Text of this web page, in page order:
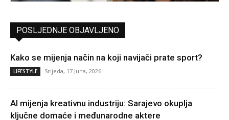
POSLJEDNJE OBJAVLJENO
Kako se mijenja način na koji navijači prate sport?
LIFESTYLE Srijeda, 17 Juna, 2026
AI mijenja kreativnu industriju: Sarajevo okuplja
ključne domaće i međunarodne aktere